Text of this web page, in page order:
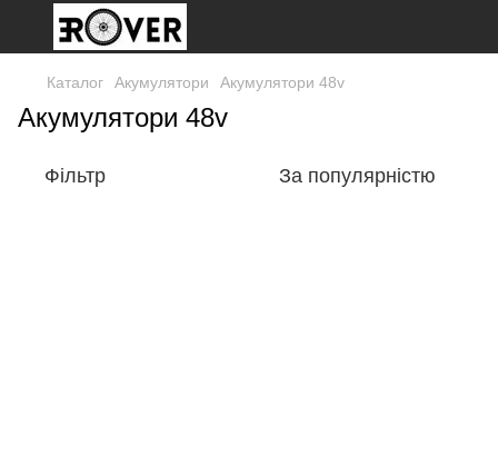
Каталог Акумулятори Акумулятори 48v
Акумулятори 48v
Фільтр За популярністю